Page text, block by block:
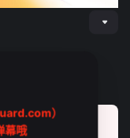
）
幕哦